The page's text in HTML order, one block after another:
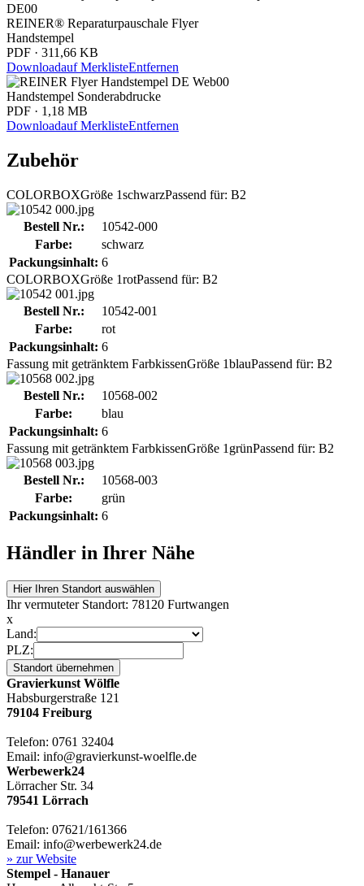
REINER® Reparaturpauschale Flyer
Handstempel
PDF · 311,66 KB
Downloadauf MerklisteEntfernen
Handstempel Sonderabdrucke
PDF · 1,18 MB
Downloadauf MerklisteEntfernen
Zubehör
COLORBOXGröße 1schwarzPassend für: B2
Bestell Nr.:
10542-000
Farbe:
schwarz
Packungsinhalt: 6
COLORBOXGröße 1rotPassend für: B2
Bestell Nr.:
10542-001
Farbe:
rot
Packungsinhalt: 6
Fassung mit getränktem FarbkissenGröße 1blauPassend für: B2
Bestell Nr.:
10568-002
Farbe:
blau
Packungsinhalt: 6
Fassung mit getränktem FarbkissenGröße 1 grünPassend für: B2
Bestell Nr.:
10568-003
Farbe:
grün
Packungsinhalt: 6
Händler in Ihrer Nähe
Hier Ihren Standort auswählen
Ihr vermuteter Standort: 78120 Furtwangen
x
Land:
PLZ:
Standort übernehmen
Gravierkunst Wölfle
Habsburgerstraße 121
79104 Freiburg
Telefon: 0761 32404
Email: info@gravierkunst-woelfle.de
Werbewerk24
Lörracher Str. 34
79541 Lörrach
Telefon: 07621/161366
Email: info@werbewerk24.de
» zur Website
Stempel - Hanauer